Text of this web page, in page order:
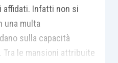
affidati. Infatti non si
una multa
sulla capacità
le mansioni attribuite